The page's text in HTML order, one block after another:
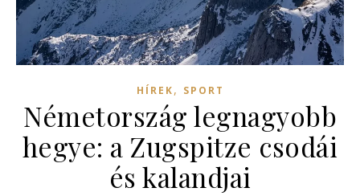
HÍREK, SPORT
Németország legnagyobb
hegye: a Zugspitze csodái
és kalandjai